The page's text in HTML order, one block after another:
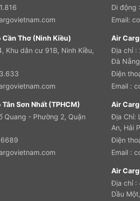
Thơ (Ninh Kiều)
Khu dân cư 91B, Ninh Kiều,
Sơn Nhất (TPHCM)
Quang - Phường 2, Quận
Di động
Email:
Air
Địa chỉ :
Đà Nẵng
Điện
Email :
Air
Địa Chỉ:
An, Hải
Điện
Email :
Air
Địa chỉ :
Dầu